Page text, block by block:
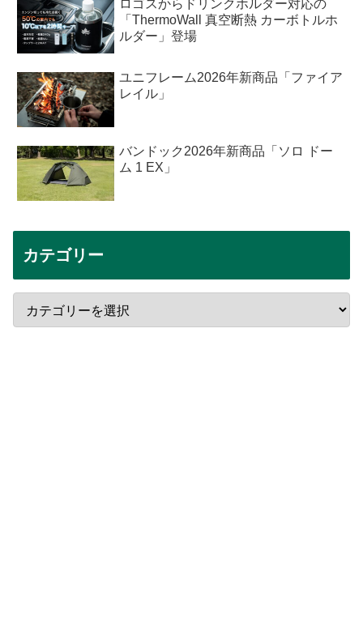
ロゴスからドリンクホルダー対応の
「ThermoWall 真空断熱 カーボトルホ
ルダー」登場
ユニフレーム2026年新商品「ファイア
レイル」
バンドック2026年新商品「ソロ ドー
ム 1 EX」
カテゴリー